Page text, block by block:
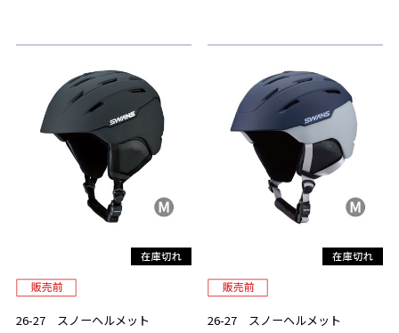
26-27 スノーヘルメット
26-27 スノーヘルメット